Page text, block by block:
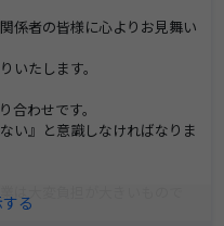
係者の皆様に心よりお見舞い
いたします。
合わせです。
い』と意識しなければなりま
は大変負担が大きいもので